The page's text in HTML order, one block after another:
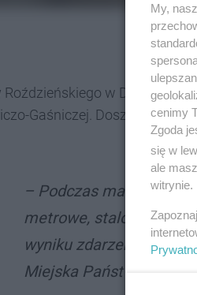
Roździeńskiego w Dąbrowie
Gaśniczej. Doszło do
– Podczas manewru
metrowe, stalowe
wyniku zdarzenia jedna
Miejska Państwowej
My,
cenimy
Zgoda
się w
ale
witrynie.